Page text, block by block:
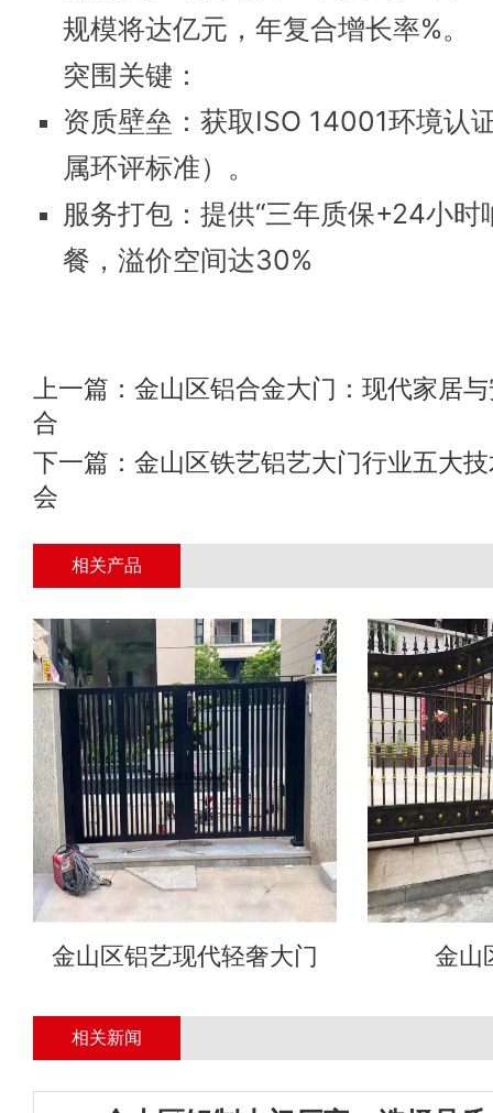
规模将达亿元，年复合增长率%。
突围关键：
资质壁垒：获取ISO 14001环境认
属环评标准）。
服务打包：提供“三年质保+24小时
餐，溢价空间达30%
上一篇： 金山区铝合金大门：现代家居
合
下一篇： 金山区铁艺铝艺大门行业五大
会
相关产品
金山区铝艺现代轻奢大门 金山
相关新闻